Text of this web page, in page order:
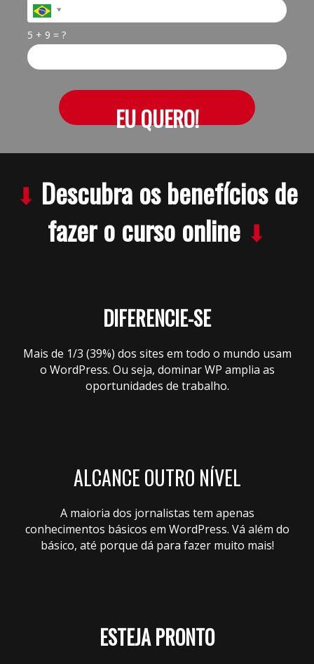
5 + 9 = ?
EU QUERO!
⬇ Descubra os benefícios de
fazer o curso online ⬇
DIFERENCIE-SE
Mais de 1/3 (39%) dos sites em todo o mundo usam
o WordPress. Ou seja, dominar WP amplia as
oportunidades de trabalho.
ALCANCE OUTRO NÍVEL
A maioria dos jornalistas tem apenas
conhecimentos básicos em WordPress. Vá além do
básico, até porque dá para fazer muito mais!
ESTEJA PRONTO